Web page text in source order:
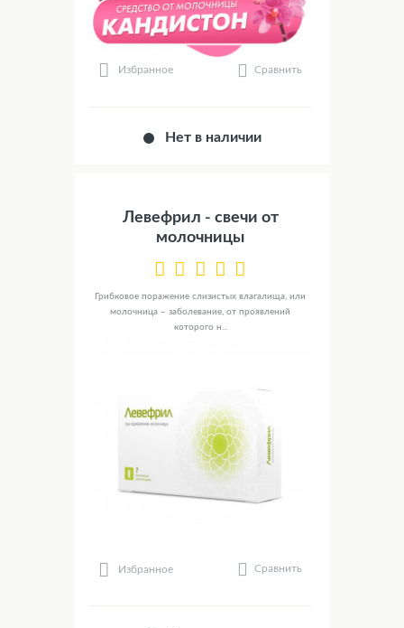
Избранное Сравнить
Нет в наличии
Левефрил - свечи от
молочницы
Грибковое поражение слизистых влагалища, или
молочница – заболевание, от проявлений
которого н...
Избранное Сравнить